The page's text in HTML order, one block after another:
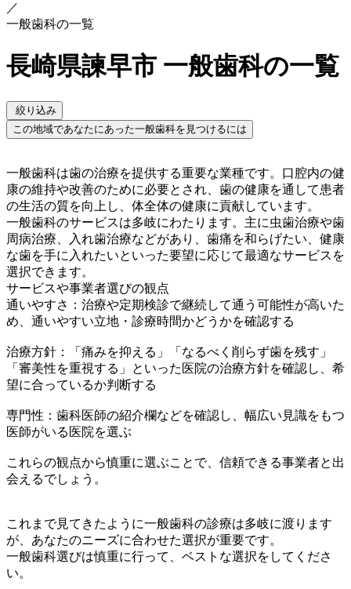
／
一般歯科の一覧
長崎県諫早市 一般歯科の一覧
絞り込み
この地域であなたにあった一般歯科を見つけるには
一般歯科は歯の治療を提供する重要な業種です。口腔内の健
康の維持や改善のために必要とされ、歯の健康を通して患者
の生活の質を向上し、体全体の健康に貢献しています。
一般歯科のサービスは多岐にわたります。主に虫歯治療や歯
周病治療、入れ歯治療などがあり、歯痛を和らげたい、健康
な歯を手に入れたいといった要望に応じて最適なサービスを
選択できます。
サービスや事業者選びの観点
通いやすさ：治療や定期検診で継続して通う可能性が高いた
め、通いやすい立地・診療時間かどうかを確認する
治療方針：「痛みを抑える」「なるべく削らず歯を残す」
「審美性を重視する」といった医院の治療方針を確認し、希
望に合っているか判断する
専門性：歯科医師の紹介欄などを確認し、幅広い見識をもつ
医師がいる医院を選ぶ
これらの観点から慎重に選ぶことで、信頼できる事業者と出
会えるでしょう。
これまで見てきたように一般歯科の診療は多岐に渡ります
が、あなたのニーズに合わせた選択が重要です。
一般歯科選びは慎重に行って、ベストな選択をしてくださ
い。